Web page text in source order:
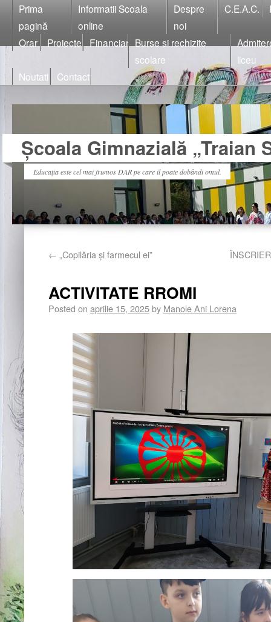
Prima
pagină
Informatii Scoala
online
Despre
noi
C.E.A.C.
Orar Proiecte Financiar Burse si rechizite
scolare
liceu
Noutati
Contact
Școala Gimnazială „Traian
Educația este cel mai frumos DAR pe care il poate dobândi omul.
← „Copilăria și farmecul ei”
ACTIVITATE RROMI
Posted on aprilie 15, 2025by Manole Ani Lorena